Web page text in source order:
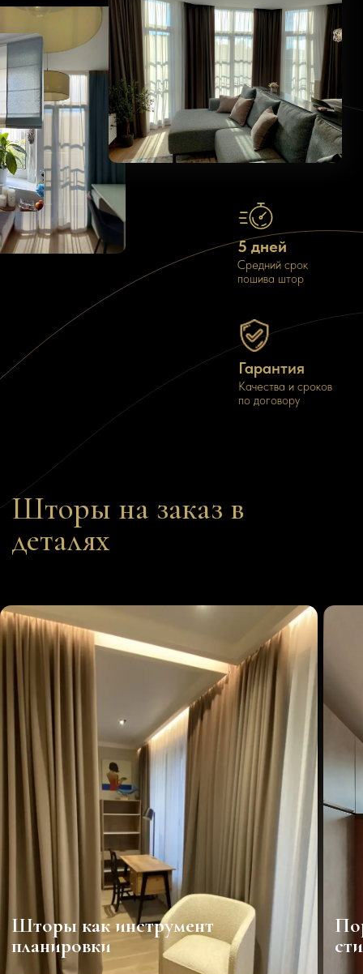
Средний срок
пошива штор
5 дней
Качества и сроков
по договору
Гарантия
Шторы на заказ в
деталях
Шторы как инструмент
планировки
Элегантное зонирование портьерами
Портьера,
стиль
ПОДРОБНЕЕ